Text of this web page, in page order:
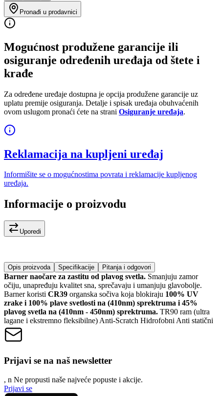
Pronađi u prodavnici
Mogućnost produžene garancije ili
osiguranje određenih uređaja od štete i
krađe
Za određene uređaje dostupna je opcija produžene garancije uz
uplatu premije osiguranja. Detalje i spisak uređaja obuhvaćenih
ovom uslugom pronaći ćete na strani Osiguranje uređaja.
Reklamacija na kupljeni uređaj
Informišite se o mogućnostima povrata i reklamacije kupljenog
uređaja.
Informacije o proizvodu
Uporedi
Opis proizvoda Specifikacije Pitanja i odgovori
Barner naočare za zastitu od plavog svetla. Smanjuju zamor
očiju, unapređuju kvalitet sna, sprečavaju i umanjuju glavobolje.
Barner koristi CR39 organska sočiva koja blokiraju 100% UV
zrake i 100% plave svetlosti na (410nm) sprektruma i 45%
plavog svetla na (410nm - 450nm) sprektruma. TR90 ram (ultra
lagane i ekstremno fleksibilne) Anti-Scratch Hidrofobni Anti statični
Prijavi se na naš newsletter
, n Ne propusti naše najveće popuste i akcije.
Prijavi se